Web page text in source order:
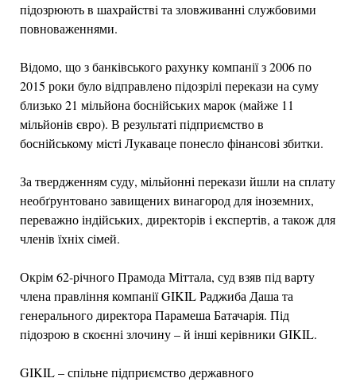
підозрюють в шахрайстві та зловживанні службовими
повноваженнями.
Відомо, що з банківського рахунку компанії з 2006 по
2015 роки було відправлено підозрілі перекази на суму
близько 21 мільйона боснійських марок (майже 11
мільйонів євро). В результаті підприємство в
боснійському місті Лукаваце понесло фінансові збитки.
За твердженням суду, мільйонні перекази йшли на сплату
необґрунтовано завищених винагород для іноземних,
переважно індійських, директорів і експертів, а також для
членів їхніх сімей.
Окрім 62-річного Прамода Міттала, суд взяв під варту
члена правління компанії GIKIL Раджиба Даша та
генерального директора Парамеша Батачарія. Під
підозрою в скоєнні злочину – й інші керівники GIKIL.
GIKIL – спільне підприємство державного